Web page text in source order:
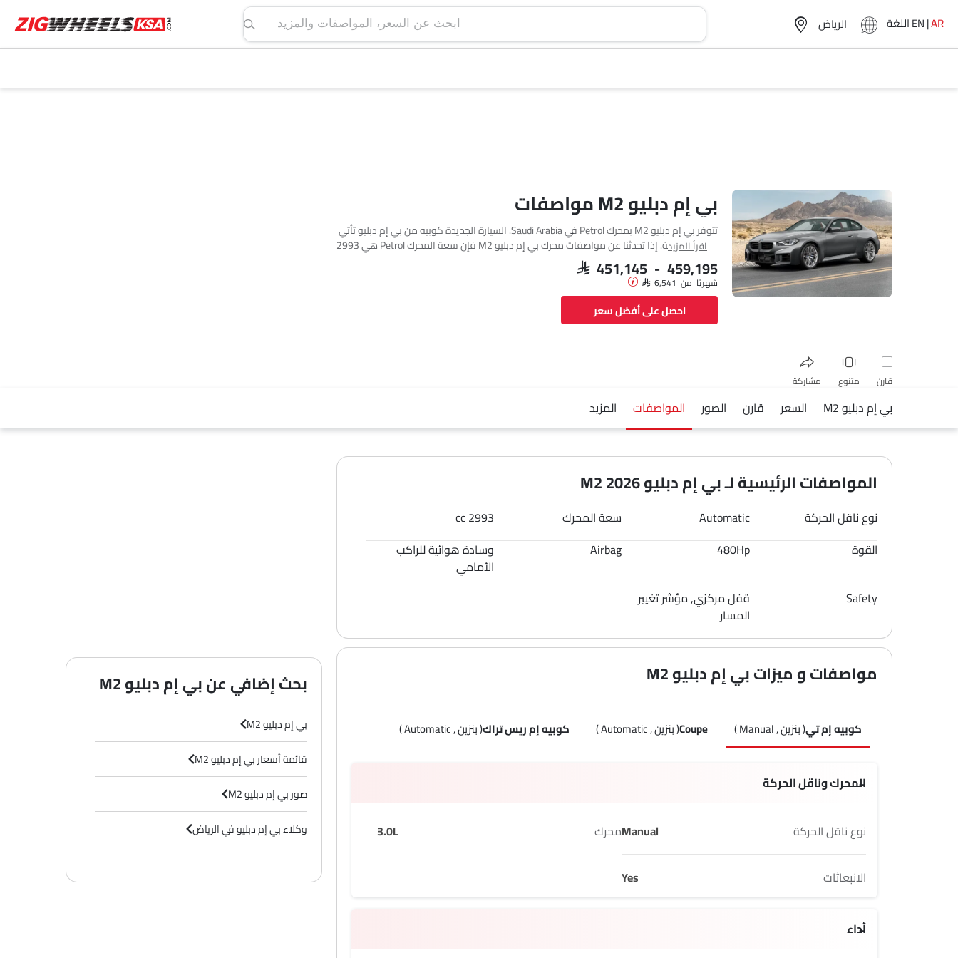
ابحث عن السعر، المواصفات والمزيد اللغةEN|AR
بي إم دبليو M2 مواصفات
تتوفر بي إم دبليو M2 بمحرك Petrol في Saudi Arabia. السيارة الجديدة كوبيه من بي إم دبليو تأتي
بإجمالي 3 فئة. إذا تحدثنا عن مواصفات محرك بي إم دبليو M2 فإن سعة المحرك Petrol هي 2993
cc. يتوفر M2 بناقل حركة Manual وAutomatic حسب الفئة.
اقرأ المزيد
SAR 451,145 - 459,195
شهريًا من SAR 6,541
احصل على أفضل سعر
قارن متنوع مشاركة
فيسبوك تويتر واتساب
بي إم دبليو M2 السعر قارن الصور المواصفات المزيد
المواصفات الرئيسية لـ بي إم دبليو M2 2026
نوع ناقل الحركة Automatic سعة المحرك
2993 cc
القوة
480Hp
Airbag
وسادة هوائية للراكب
الأمامي
Safety
قفل مركزي, مؤشر تغيير
المسار
مواصفات و ميزات بي إم دبليو M2
كوبيه إم تي( بنزين , Manual ) Coupe( بنزين , Automatic ) كوبيه إم ريس تراك( بنزين , Automatic )
المحرك وناقل الحركة
نوع ناقل الحركة Manualمحرك 3.0L
الانبعاثات Yes
أداء
بحث إضافي عن بي إم دبليو M2
بي إم دبليو M2
قائمة أسعار بي إم دبليو M2
صور بي إم دبليو M2
وكلاء بي إم دبليو في الرياض‎